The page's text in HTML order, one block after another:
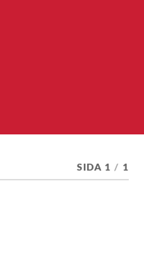
SIDA 1 / 1